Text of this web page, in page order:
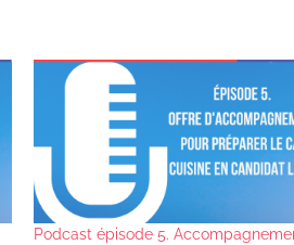
Podcast épisode 5.